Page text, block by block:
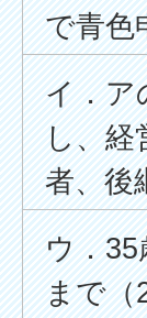
で青色
イ．ア
し、経
者、後
ウ．35
まで（